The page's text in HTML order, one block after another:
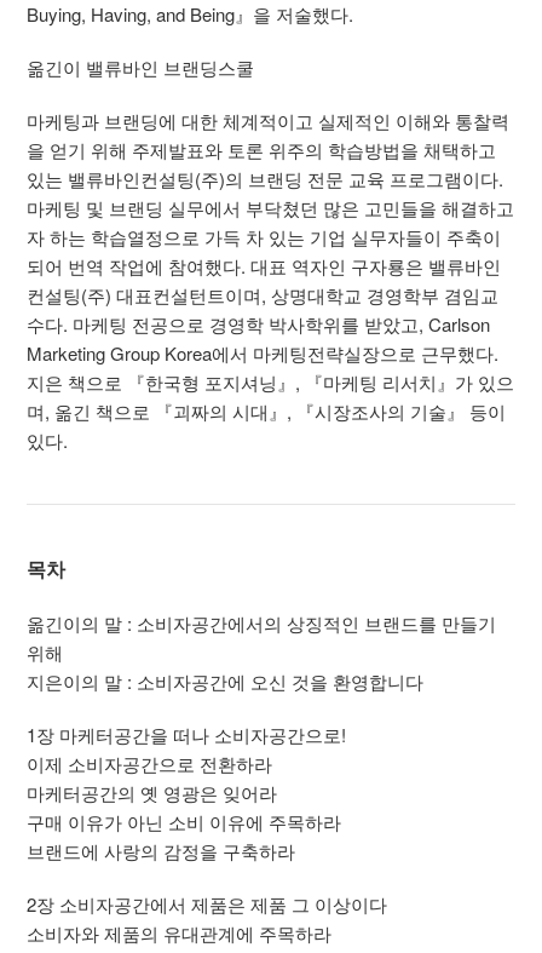
Buying, Having, and Being』을 저술했다.
옮긴이 밸류바인 브랜딩스쿨
마케팅과 브랜딩에 대한 체계적이고 실제적인 이해와 통찰력
을 얻기 위해 주제발표와 토론 위주의 학습방법을 채택하고
있는 밸류바인컨설팅(주)의 브랜딩 전문 교육 프로그램이다.
마케팅 및 브랜딩 실무에서 부닥쳤던 많은 고민들을 해결하고
자 하는 학습열정으로 가득 차 있는 기업 실무자들이 주축이
되어 번역 작업에 참여했다. 대표 역자인 구자룡은 밸류바인
컨설팅(주) 대표컨설턴트이며, 상명대학교 경영학부 겸임교
수다. 마케팅 전공으로 경영학 박사학위를 받았고, Carlson
Marketing Group Korea에서 마케팅전략실장으로 근무했다.
지은 책으로 『한국형 포지셔닝』, 『마케팅 리서치』가 있으
며, 옮긴 책으로 『괴짜의 시대』, 『시장조사의 기술』 등이
있다.
목차
옮긴이의 말 : 소비자공간에서의 상징적인 브랜드를 만들기
위해
지은이의 말 : 소비자공간에 오신 것을 환영합니다
1장 마케터공간을 떠나 소비자공간으로!
이제 소비자공간으로 전환하라
마케터공간의 옛 영광은 잊어라
구매 이유가 아닌 소비 이유에 주목하라
브랜드에 사랑의 감정을 구축하라
2장 소비자공간에서 제품은 제품 그 이상이다
소비자와 제품의 유대관계에 주목하라